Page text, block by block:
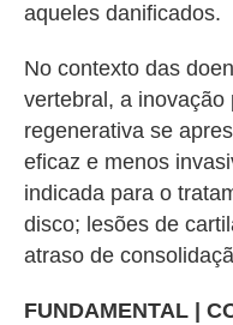
aqueles danificados.
No contexto das
vertebral, a
regenerativa se
eficaz e menos
indicada para o
disco; lesões de
atraso de
FUNDAMENTAL |